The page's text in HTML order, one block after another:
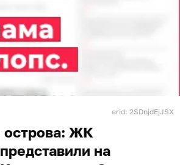
erid: 2SDnjdEjJSX
острова: ЖК
на